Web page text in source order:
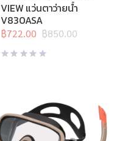
View,กีฬาทางน้ำ,แว่นตาว่าย
น้ำ,แว่นตาว่ายน้ำทั่วไป
VIEW แว่นตาว่ายน้ำ
V830ASA
฿850.00
Original
price
was:
฿722.00
Current
price
is: